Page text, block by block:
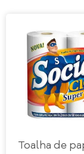
Toalha de